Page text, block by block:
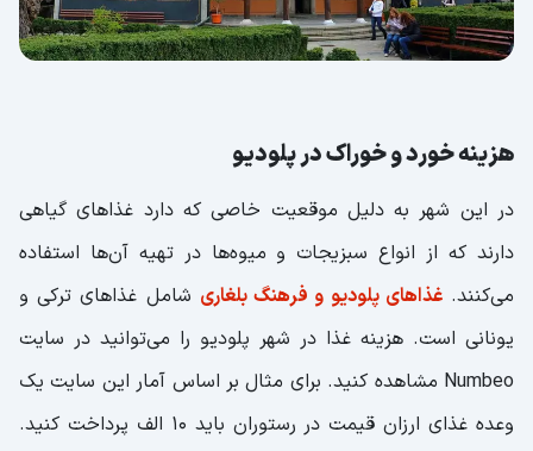
هزینه خورد و خوراک در پلودیو
در این شهر به دلیل موقعیت خاصی که دارد غذاهای گیاهی
دارند که از انواع سبزیجات و میوه‌ها در تهیه آن‌ها استفاده
می‌کنند.غذاهای پلودیو و فرهنگ بلغاری شامل غذاهای ترکی و
یونانی است. هزینه غذا در شهر پلودیو را می‌توانید در سایت
Numbeo مشاهده کنید. برای مثال بر اساس آمار این سایت یک
وعده غذای ارزان قیمت در رستوران باید 10 الف پرداخت کنید.